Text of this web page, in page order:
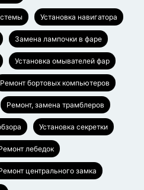
Установка навигатора
Замена лампочки в фаре
Установка омывателей фар
Ремонт бортовых компьютеров
Ремонт, замена трамблеров
Установка секретки
лебедок
центрального замка